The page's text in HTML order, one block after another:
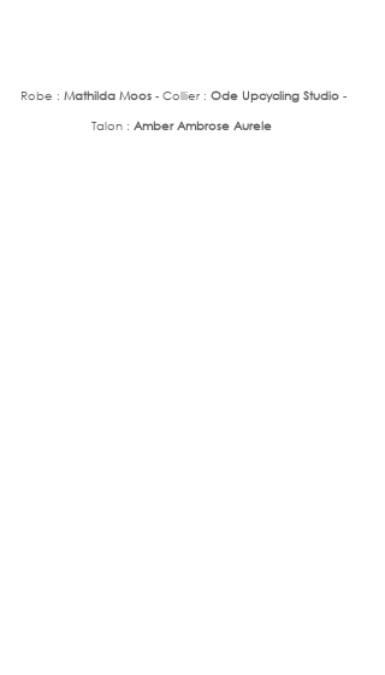
Robe : Mathilda Moos - Collier : Ode Upcycling Studio -
Talon : Amber Ambrose Aurele